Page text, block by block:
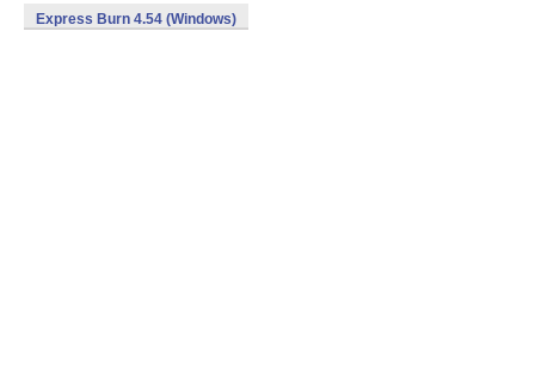
Express Burn 4.54 (Windows)